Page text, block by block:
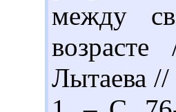
между
Лытаева